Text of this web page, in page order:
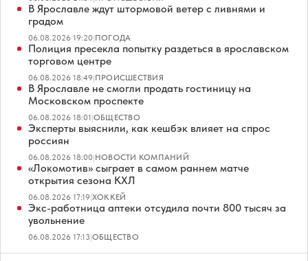
В Ярославле ждут штормовой ветер с ливнями и
градом
06.08.2026 19:20|ПОГОДА
Полиция пресекла попытку раздеться в ярославском
торговом центре
06.08.2026 18:49|ПРОИСШЕСТВИЯ
В Ярославле не смогли продать гостиницу на
Московском проспекте
06.08.2026 18:01|ОБЩЕСТВО
Эксперты выяснили, как кешбэк влияет на спрос
россиян
06.08.2026 18:00|НОВОСТИ КОМПАНИЙ
«Локомотив» сыграет в самом раннем матче
открытия сезона КХЛ
06.08.2026 17:19|ХОККЕЙ
Экс-работница аптеки отсудила почти 800 тысяч за
увольнение
06.08.2026 17:13|ОБЩЕСТВО